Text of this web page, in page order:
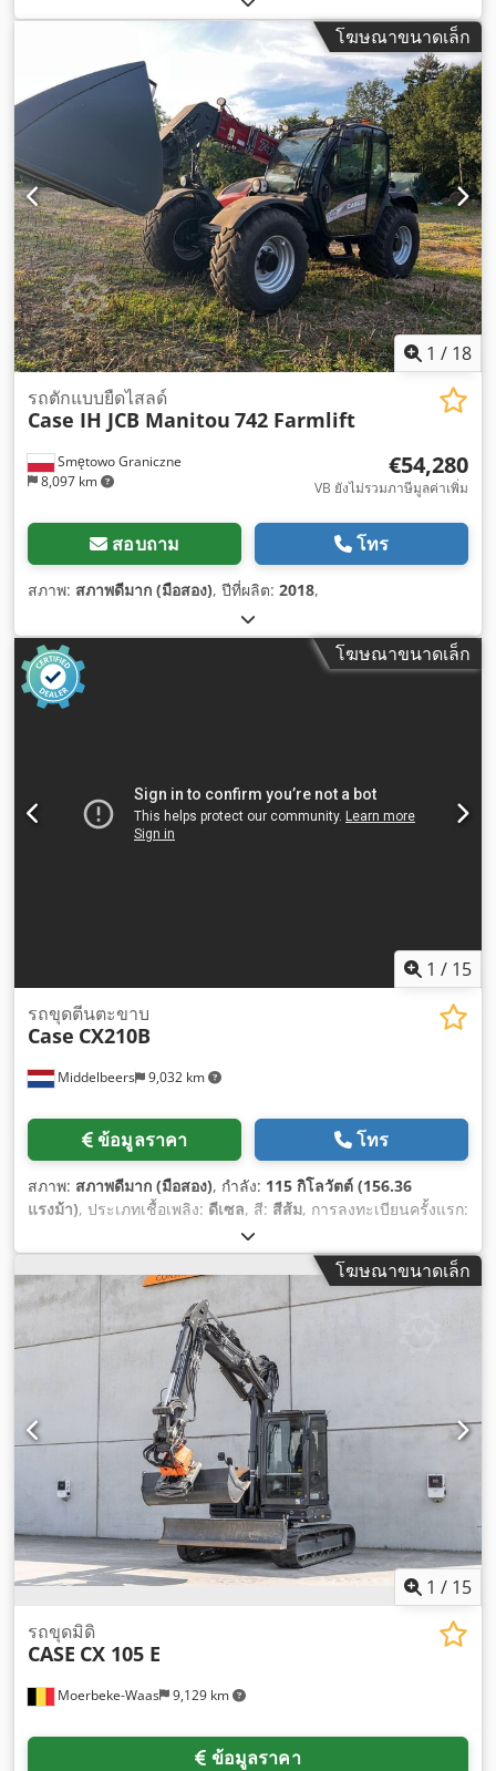
โฆษณาขนาดเล็ก
1 / 18
Smętowo Graniczne
8,097 km
รถตักแบบยืดไสลด์
Case IH JCB Manitou 742 Farmlift
€54,280
VB ยังไม่รวมภาษีมูลค่าเพิ่ม
สอบถาม โทร
สภาพ: สภาพดีมาก (มือสอง), ปีที่ผลิต: 2018,
โฆษณาขนาดเล็ก
1 / 15
Middelbeers 9,032 km
รถขุดตีนตะขาบ
Case CX210B
ข้อมูลราคา โทร
สภาพ: สภาพดีมาก (มือสอง), กำลัง: 115 กิโลวัตต์ (156.36
แรงม้า), ประเภทเชื้อเพลิง: ดีเซล, สี: สีส้ม, การลงทะเบียนครั้งแรก:
, ชั่วโมงการทำงาน:
โฆษณาขนาดเล็ก
1 / 15
Moerbeke-Waas 9,129 km
รถขุดมิดิ
CASE CX 105 E
ข้อมูลราคา